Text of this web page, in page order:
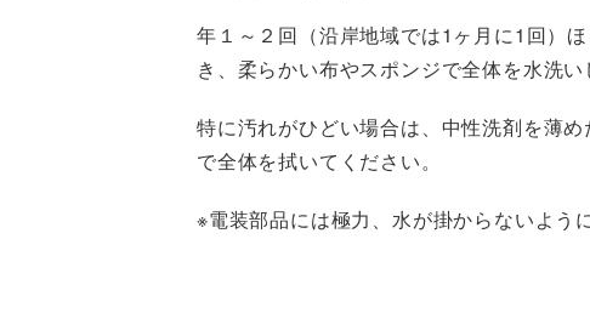
年１～２回（沿岸地域では1ヶ月に1回）
き、柔らかい布やスポンジで全体を水洗い
特に汚れがひどい場合は、中性洗剤を薄
で全体を拭いてください。
※電装部品には極力、水が掛からないよう